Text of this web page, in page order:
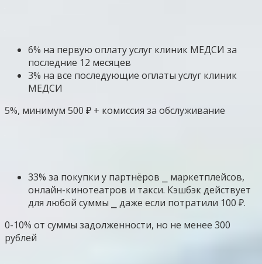
6% на первую оплату услуг клиник МЕДСИ за
последние 12 месяцев
3% на все последующие оплаты услуг клиник
МЕДСИ
5%, минимум 500 ₽ + комиссия за обслуживание
33% за покупки у партнёров ⎯ маркетплейсов,
онлайн-кинотеатров и такси. Кэшбэк действует
для любой суммы ⎯ даже если потратили 100 ₽.
0-10% от суммы задолженности, но не менее 300
рублей